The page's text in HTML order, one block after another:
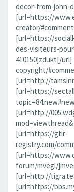
decor-from-john-
[url=https://
creator/
[url=https://
des-visiteurs-
410150]zdukt[/
copyright/
[url=http://
[url=https://
[url=http://
[url=https://gtir-
registry.com/
[url=https://
forum/mvegl/
[url=http://
[url=https://